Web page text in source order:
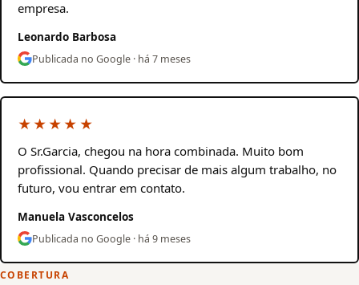
empresa.
Leonardo Barbosa
Publicada no Google · há 7 meses
★★★★★
O Sr.Garcia, chegou na hora combinada. Muito bom
profissional. Quando precisar de mais algum trabalho, no
futuro, vou entrar em contato.
Manuela Vasconcelos
Publicada no Google · há 9 meses
COBERTURA